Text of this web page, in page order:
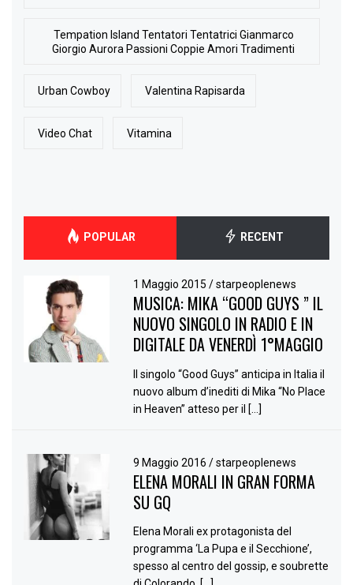
Tempation Island Tentatori Tentatrici Gianmarco
Giorgio Aurora Passioni Coppie Amori Tradimenti
Urban Cowboy Valentina Rapisarda
Video Chat Vitamina
POPULAR RECENT
1 Maggio 2015/ starpeoplenews
MUSICA: MIKA “GOOD GUYS ” IL
NUOVO SINGOLO IN RADIO E IN
DIGITALE DA VENERDÌ 1°MAGGIO
Il singolo “Good Guys” anticipa in Italia il
nuovo album d’inediti di Mika “No Place
in Heaven” atteso per il […]
9 Maggio 2016/ starpeoplenews
ELENA MORALI IN GRAN FORMA
SU GQ
Elena Morali ex protagonista del
programma ‘La Pupa e il Secchione’,
spesso al centro del gossip, e soubrette